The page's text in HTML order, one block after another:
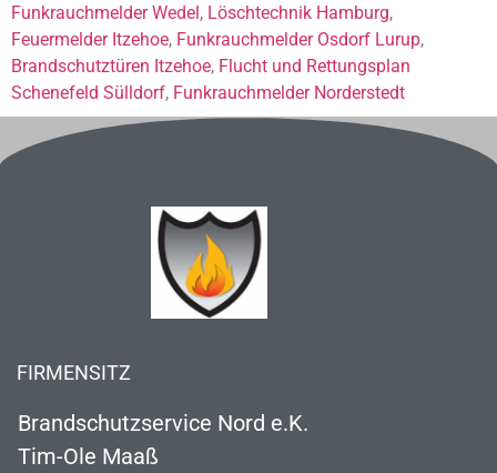
Funkrauchmelder Wedel, Löschtechnik Hamburg,
Feuermelder Itzehoe, Funkrauchmelder Osdorf Lurup,
Brandschutztüren Itzehoe, Flucht und Rettungsplan
Schenefeld Sülldorf, Funkrauchmelder Norderstedt
FIRMENSITZ
Brandschutzservice Nord e.K.
Tim-Ole Maaß